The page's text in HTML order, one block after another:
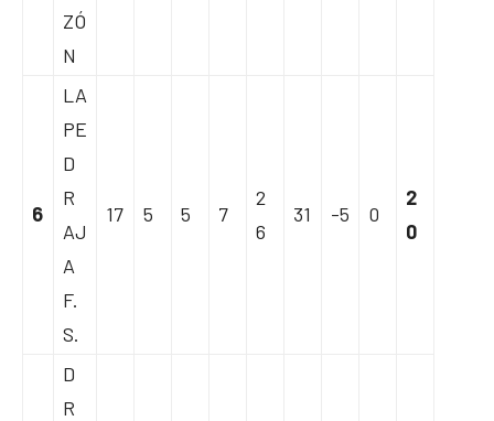
ZÓ
N
6
LA
PE
D
R
AJ
A
F.
S.
17 5 5 7
2
6
31 -5 0
2
0
D
R